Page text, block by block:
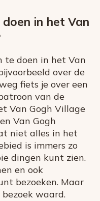
in het Van
te doen in het Van
over de
fiets je over een
van de
Van Gogh Village
Van Gogh
niet alles in het
is immers zo
dingen kunt zien.
en ook
bezoeken. Maar
waard.